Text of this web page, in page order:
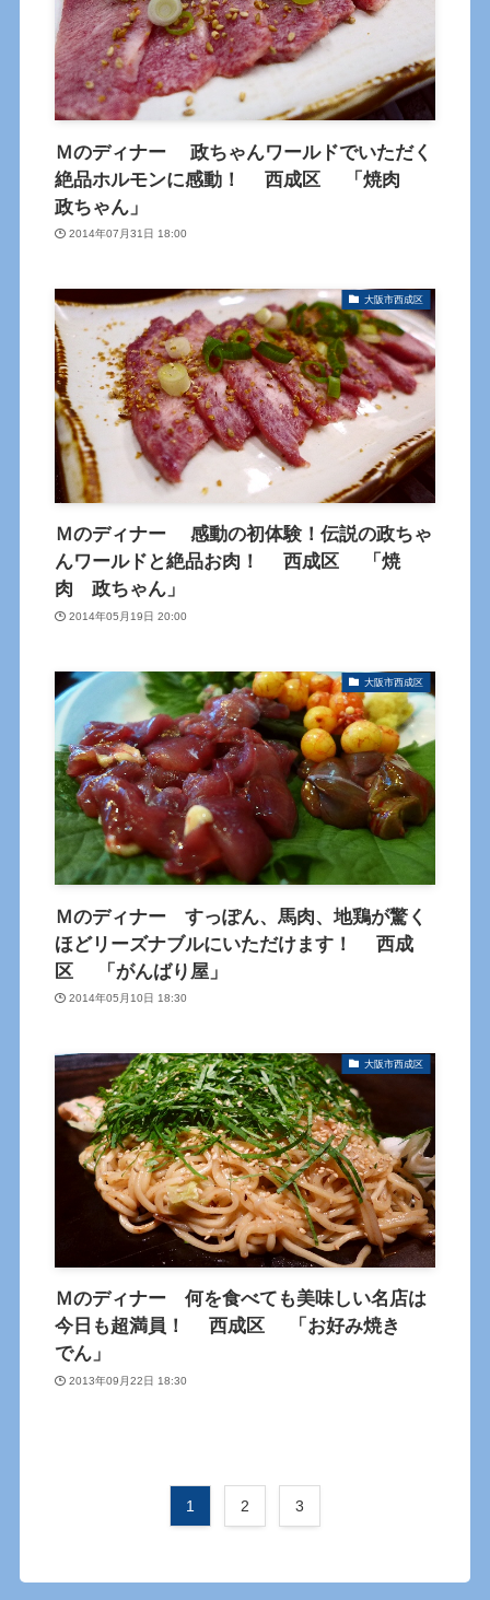
Ｍのディナー 政ちゃんワールドでいただく
絶品ホルモンに感動！ 西成区 「焼肉
政ちゃん」
2014年07月31日 18:00
大阪市西成区
Ｍのディナー 感動の初体験！伝説の政ちゃ
んワールドと絶品お肉！ 西成区 「焼
肉 政ちゃん」
2014年05月19日 20:00
大阪市西成区
Ｍのディナー すっぽん、馬肉、地鶏が驚く
ほどリーズナブルにいただけます！ 西成
区 「がんばり屋」
2014年05月10日 18:30
大阪市西成区
Ｍのディナー 何を食べても美味しい名店は
今日も超満員！ 西成区 「お好み焼き
でん」
2013年09月22日 18:30
1 2 3